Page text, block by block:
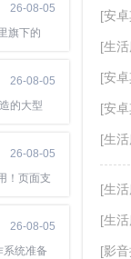
26-08-05
旗下的
26-08-05
的大型
26-08-05
！页面支
26-08-05
统准备
[安
[生
[安
[安
[生
[生
[生
[影